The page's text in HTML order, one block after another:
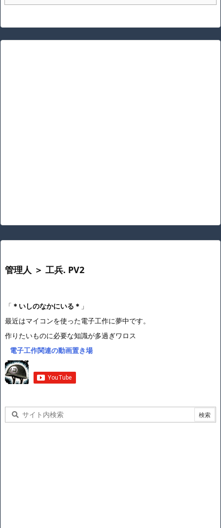
管理人 ＞ 工兵. PV2
「 ＊いしのなかにいる＊ 」
最近はマイコンを使った電子工作に夢中です。
作りたいものに必要な知識が多過ぎワロス
電子工作関連の動画置き場